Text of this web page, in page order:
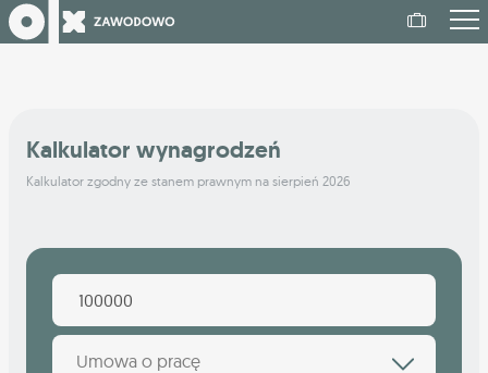
Kalkulator wynagrodzeń
Kalkulator zgodny ze stanem prawnym na sierpień 2026
Umowa o pracę